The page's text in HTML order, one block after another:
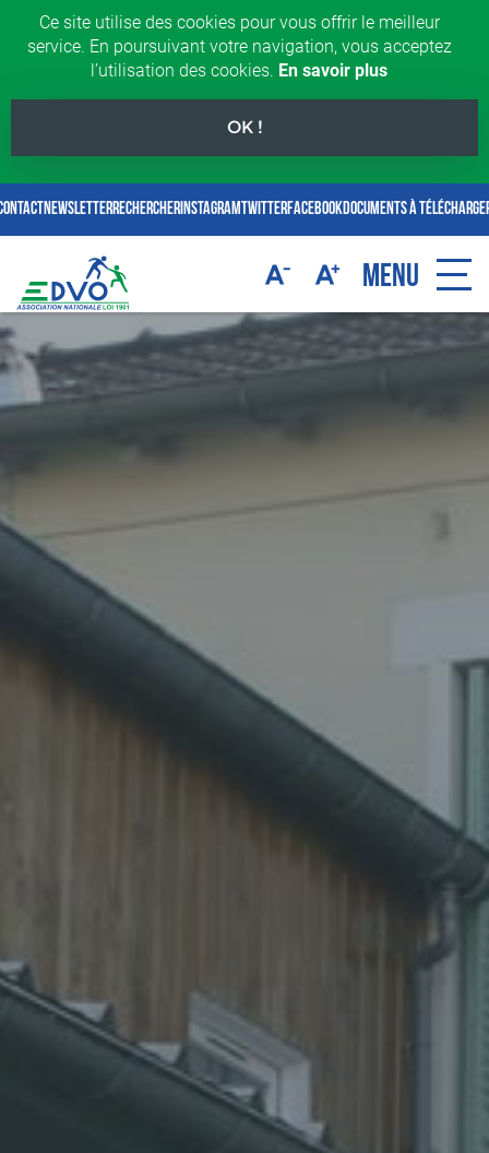
Ce site utilise des cookies pour vous offrir le meilleur
service. En poursuivant votre navigation, vous acceptez
l’utilisation des cookies. En savoir plus
OK !
NewsletterrechercherInstagramTwitterFacebookDocuments à
MENU